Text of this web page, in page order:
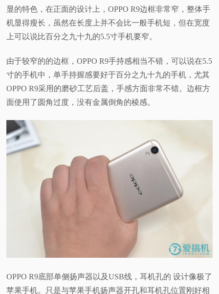
显的特色，在正面的设计上，OPPO R9边框非常窄，整体手
机显得瘦长，虽然在长度上并不会比一般手机短，但在宽度
上可以说比百分之九十九的5.5寸手机要窄。
由于较窄的的边框，OPPO R9手持感相当不错，可以说在5.5
寸的手机中，单手持握感要好于百分之九十九的手机，尤其
OPPO R9采用的磨砂工艺后盖，手感方面非常不错。边框方
面使用了圆角过度，没有金属倒角的棱感。
OPPO R9底部单侧扬声器以及USB线，耳机孔的 设计像极了
苹果手机。只是与苹果手机扬声器开孔和耳机孔位置刚好相